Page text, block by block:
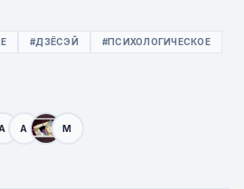
#ДЗЁСЭЙ #ПСИХОЛОГИЧЕСКОЕ
A A M